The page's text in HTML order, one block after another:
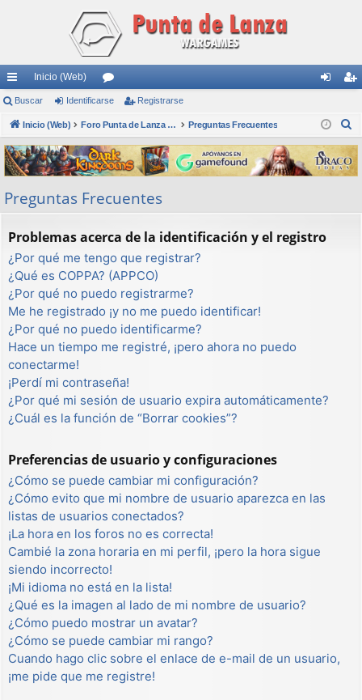
nl
ac
es
rá
pi
Inicio (Web)
or
os nti
fic
ar
ist
ra
rs
Buscar Identificarse Registrarse
Inicio (Web) Foro Punta de Lanza Wargames Preguntas Frecuentes
s
c
r
Preguntas Frecuentes
Problemas acerca de la identificación y el registro
¿Por qué me tengo que registrar?
¿Qué es COPPA? (APPCO)
¿Por qué no puedo registrarme?
Me he registrado ¡y no me puedo identificar!
¿Por qué no puedo identificarme?
Hace un tiempo me registré, ¡pero ahora no puedo
conectarme!
¡Perdí mi contraseña!
¿Por qué mi sesión de usuario expira automáticamente?
¿Cuál es la función de “Borrar cookies”?
Preferencias de usuario y configuraciones
¿Cómo se puede cambiar mi configuración?
¿Cómo evito que mi nombre de usuario aparezca en las
listas de usuarios conectados?
¡La hora en los foros no es correcta!
Cambié la zona horaria en mi perfil, ¡pero la hora sigue
siendo incorrecto!
¡Mi idioma no está en la lista!
¿Qué es la imagen al lado de mi nombre de usuario?
¿Cómo puedo mostrar un avatar?
¿Cómo se puede cambiar mi rango?
Cuando hago clic sobre el enlace de e-mail de un usuario,
¡me pide que me registre!